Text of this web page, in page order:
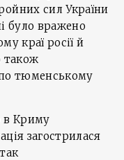
сил України
було вражено
краї росії й
також
тюменському
в Криму
загострилася